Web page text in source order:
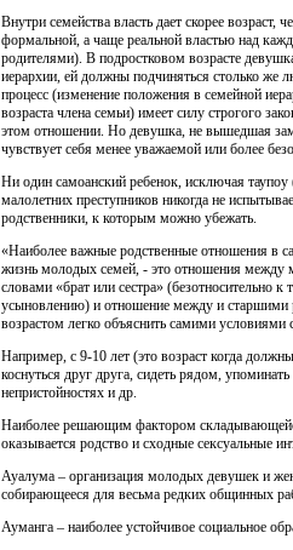
Внутри семейства власть дает скорее
формальной, а чаще реальной властью над
родителями). В подростковом возрасте
иерархии, ей должны подчиняться столько же
процесс (изменение положения в семейной
возраста члена семьи) имеет силу строгого
этом отношении. Но девушка, не вышедшая
чувствует себя менее уважаемой или более
Ни один самоанский ребенок, исключая
малолетних преступников никогда не
родственники, к которым можно убежать.
«Наиболее важные родственные отношения в
жизнь молодых семей, - это отношения между
словами «брат или сестра» (безотносительно
усыновлению) и отношение между и
возрастом легко объяснить самими условиями
Например, с 9-10 лет (это возраст когда
коснуться друг друга, сидеть рядом,
непристойностях и др.
Наиболее решающим фактором
оказывается родство и сходные сексуальные
Ауалума – организация молодых девушек и
собирающееся для весьма редких общинных
Ауманга – наиболее устойчивое социальное